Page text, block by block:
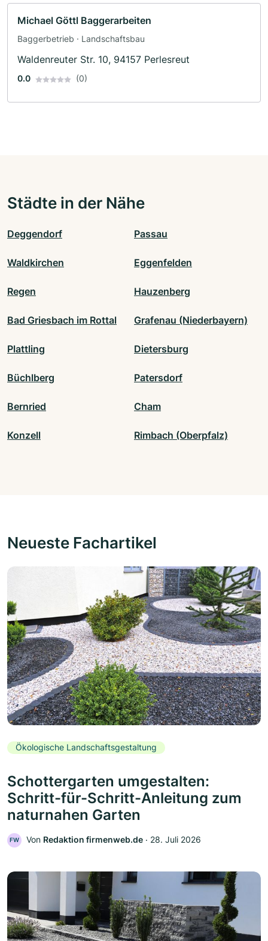
Michael Göttl Baggerarbeiten
Baggerbetrieb · Landschaftsbau
Waldenreuter Str. 10, 94157 Perlesreut
0.0 (0)
Städte in der Nähe
Deggendorf Passau
Waldkirchen Eggenfelden
Regen Hauzenberg
Bad Griesbach im Rottal Grafenau (Niederbayern)
Plattling Dietersburg
Büchlberg Patersdorf
Bernried Cham
Konzell Rimbach (Oberpfalz)
Neueste Fachartikel
Ökologische Landschaftsgestaltung
Schottergarten umgestalten:
Schritt-für-Schritt-Anleitung zum
naturnahen Garten
FW Von Redaktion firmenweb.de ‧ 28. Juli 2026